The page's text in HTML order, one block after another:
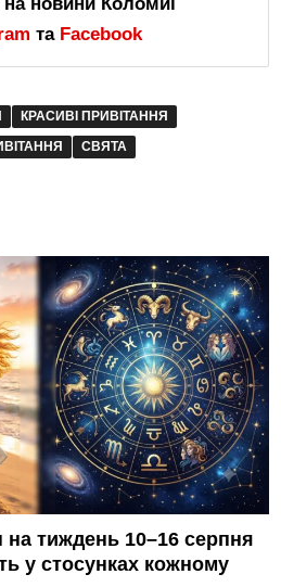
на новини Коломиї
та Facebook
КРАСИВІ ПРИВІТАННЯ
СВЯТА
тиждень 10–16 серпня
у стосунках кожному